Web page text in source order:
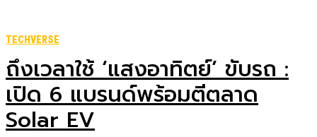
TECHVERSE
ถึงเวลาใช้ ‘แสงอาทิตย์’ ขับรถ :
เปิด 6 แบรนด์พร้อมตีตลาด
Solar EV